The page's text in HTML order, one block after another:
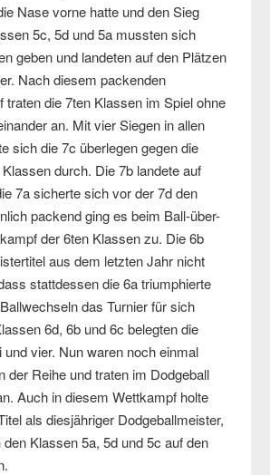
Nase vorne hatte und den Sieg
5c, 5d und 5a mussten sich
geben und landeten auf den Plätzen
Nach diesem packenden
traten die 7ten Klassen im Spiel ohne
an. Mit vier Siegen in allen
sich die 7c überlegen gegen die
durch. Die 7b landete auf
7a sicherte sich vor der 7d den
packend ging es beim Ball-über-
der 6ten Klassen zu. Die 6b
aus dem letzten Jahr nicht
stattdessen die 6a triumphierte
das Turnier für sich
6d, 6b und 6c belegten die
und vier. Nun waren noch einmal
der Reihe und traten im Dodgeball
Auch in diesem Wettkampf holte
als diesjähriger Dodgeballmeister,
Klassen 5a, 5d und 5c auf den